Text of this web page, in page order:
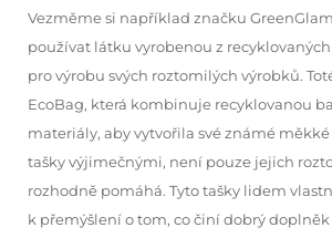
Vezměme si například značku
používat látku vyrobenou z
pro výrobu svých roztomilých výrobků.
EcoBag, která kombinuje recyklovanou
materiály, aby vytvořila své známé měkké
tašky výjimečnými, není pouze jejich
rozhodně pomáhá. Tyto tašky lidem
k přemýšlení o tom, co činí dobrý doplněk